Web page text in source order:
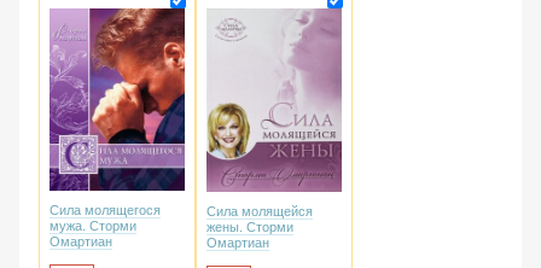
Сила молящегося
мужа. Сторми
Омартиан
Сила молящейся
жены. Сторми
Омартиан